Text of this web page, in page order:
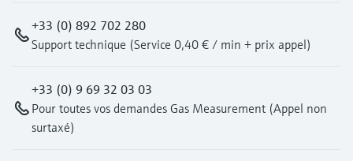
+33 (0) 892 702 280
Support technique (Service 0,40 € / min + prix appel)
+33 (0) 9 69 32 03 03
Pour toutes vos demandes Gas Measurement (Appel non
surtaxé)